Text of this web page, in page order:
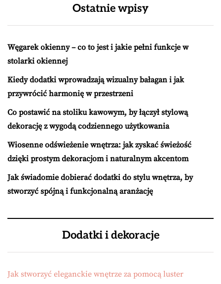
Ostatnie wpisy
Węgarek okienny – co to jest i jakie pełni funkcje w
stolarki okiennej
Kiedy dodatki wprowadzają wizualny bałagan i jak
przywrócić harmonię w przestrzeni
Co postawić na stoliku kawowym, by łączył stylową
dekorację z wygodą codziennego użytkowania
Wiosenne odświeżenie wnętrza: jak zyskać świeżość
dzięki prostym dekoracjom i naturalnym akcentom
Jak świadomie dobierać dodatki do stylu wnętrza, by
stworzyć spójną i funkcjonalną aranżację
Dodatki i dekoracje
Jak stworzyć eleganckie wnętrze za pomocą luster